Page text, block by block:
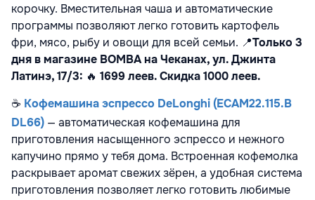
корочку. Вместительная чаша и автоматические
программы позволяют легко готовить картофель
фри, мясо, рыбу и овощи для всей семьи. 📍Только 3
дня в магазине BOMBA на Чеканах, ул. Джинта
Латинэ, 17/3: 🔥 1699 леев. Скидка 1000 леев.
☕ Кофемашина эспрессо DeLonghi (ECAM22.115.B
DL66) — автоматическая кофемашина для
приготовления насыщенного эспрессо и нежного
капучино прямо у тебя дома. Встроенная кофемолка
раскрывает аромат свежих зёрен, а удобная система
приготовления позволяет легко готовить любимые